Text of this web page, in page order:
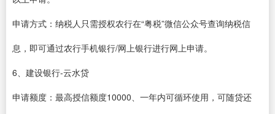
申请方式：纳税人只需授权农行在“粤税”微信公众号查询纳税信
息，即可通过农行手机银行/网上银行进行网上申请。
6、建设银行-云水贷
申请额度：最高授信额度10000、一年内可循环使用，可随贷还